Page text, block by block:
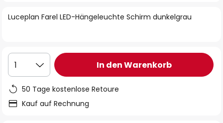
Luceplan Farel LED-Hängeleuchte Schirm dunkelgrau
1 In den Warenkorb
50 Tage kostenlose Retoure
Kauf auf Rechnung